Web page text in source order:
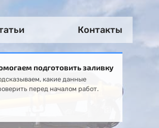
Контакты
подготовить заливку
какие данные
перед началом работ.